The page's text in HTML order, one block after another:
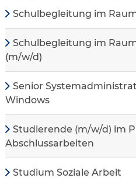
Schulbegleitung im
Schulbegleitung im
(m/w/d)
Senior
Windows
Studierende (m/w/d) im
Abschlussarbeiten
Studium Soziale Arbeit